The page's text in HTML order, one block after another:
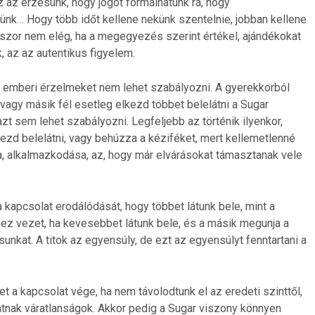
Hogy több időt kellene nekünk szentelnie, jobban kellene
nem elég, ha a megegyezés szerint értékel, ajándékokat
az az autentikus figyelem.
érzelmeket nem lehet szabályozni. A gyerekkorból
másik fél esetleg elkezd többet belelátni a Sugar
sem lehet szabályozni. Legfeljebb az történik ilyenkor,
belelátni, vagy behúzza a kéziféket, mert kellemetlenné
az, hogy már elvárásokat támasztanak vele
erodálódását, hogy többet látunk bele, mint a
vezet, ha kevesebbet látunk bele, és a másik megunja a
A titok az egyensúly, de ezt az egyensúlyt fenntartani a
a kapcsolat vége, ha nem távolodtunk el az eredeti szinttől,
váratlanságok. Akkor pedig a Sugar viszony könnyen